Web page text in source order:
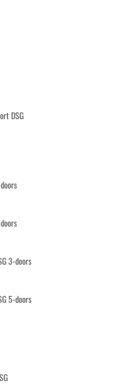
DSG
3-doors
5-doors